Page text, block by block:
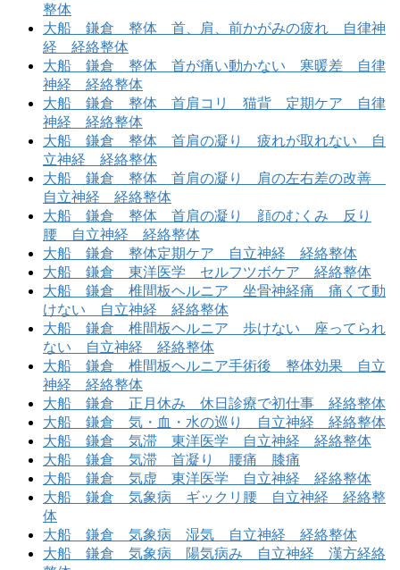
整体
大船 鎌倉 整体 首、肩、前かがみの疲れ 自律神
経 経絡整体
大船 鎌倉 整体 首が痛い動かない 寒暖差 自律
神経 経絡整体
大船 鎌倉 整体 首肩コリ 猫背 定期ケア 自律
神経 経絡整体
大船 鎌倉 整体 首肩の凝り 疲れが取れない 自
立神経 経絡整体
大船 鎌倉 整体 首肩の凝り 肩の左右差の改善
自立神経 経絡整体
大船 鎌倉 整体 首肩の凝り 顔のむくみ 反り
腰 自立神経 経絡整体
大船 鎌倉 整体定期ケア 自立神経 経絡整体
大船 鎌倉 東洋医学 セルフツボケア 経絡整体
大船 鎌倉 椎間板ヘルニア 坐骨神経痛 痛くて動
けない 自立神経 経絡整体
大船 鎌倉 椎間板ヘルニア 歩けない 座ってられ
ない 自立神経 経絡整体
大船 鎌倉 椎間板ヘルニア手術後 整体効果 自立
神経 経絡整体
大船 鎌倉 正月休み 休日診療で初仕事 経絡整体
大船 鎌倉 気・血・水の巡り 自立神経 経絡整体
大船 鎌倉 気滞 東洋医学 自立神経 経絡整体
大船 鎌倉 気滞 首凝り 腰痛 膝痛
大船 鎌倉 気虚 東洋医学 自立神経 経絡整体
大船 鎌倉 気象病 ギックリ腰 自立神経 経絡整
体
大船 鎌倉 気象病 湿気 自立神経 経絡整体
大船 鎌倉 気象病 陽気病み 自立神経 漢方経絡